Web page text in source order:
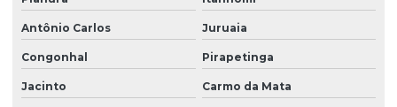
Antônio Carlos Juruaia
Congonhal Pirapetinga
Jacinto Carmo da Mata